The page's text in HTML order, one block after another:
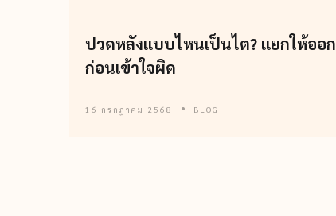
ปวดหลังแบบไหนเป็นไต? แยกให้ออก
ก่อนเข้าใจผิด
16 กรกฎาคม 2568 BLOG